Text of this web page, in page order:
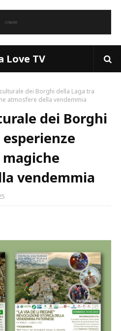
Love TV
dei Borghi della Laga tra
atmosfere della vendemmia
dei Borghi
vendemmia